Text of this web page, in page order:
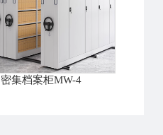
密集档案柜MW-4